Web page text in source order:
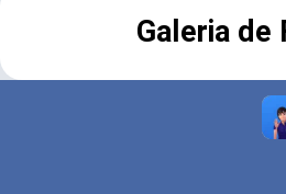
Galeria de